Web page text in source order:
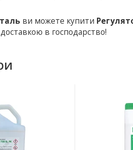
ви можете купити
в господарство!